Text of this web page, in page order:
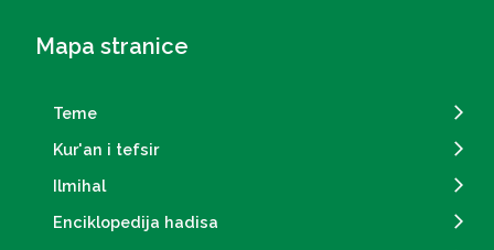
Mapa stranice
Teme
Kur'an i tefsir
Ilmihal
Enciklopedija hadisa